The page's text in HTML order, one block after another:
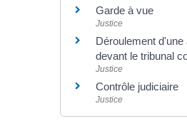
Garde à vue
Justice
Déroulement d'une
devant le tribunal
Justice
Contrôle judiciaire
Justice